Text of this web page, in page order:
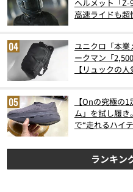
ヘルメット「Z-
高速ライドも超
ユニクロ「本
ークマン「
【リュックの
【Onの究極の
ム」を試し履
で“走れるハイ
ランキン